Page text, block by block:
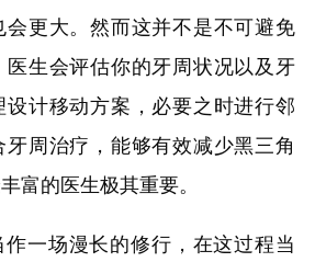
会更大。然而这并不是不可避免
医生会评估你的牙周状况以及牙
计移动方案，必要之时进行邻
周治疗，能够有效减少黑三角
富的医生极其重要。
一场漫长的修行，在这过程当